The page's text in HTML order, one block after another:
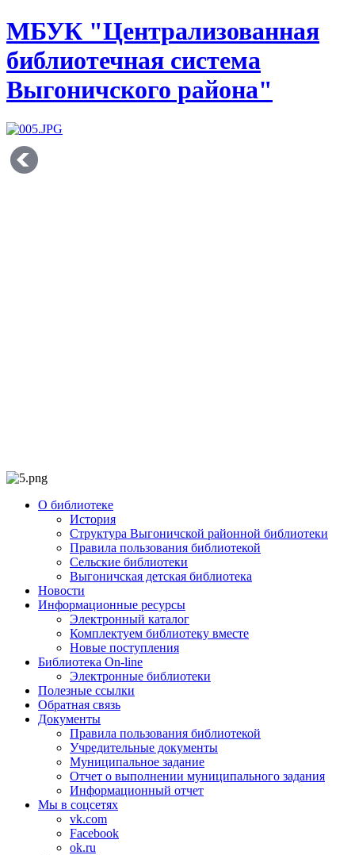
МБУК "Централизованная
библиотечная система
Выгоничского района"
О библиотеке
История
Структура Выгоничской районной библиотеки
Правила пользования библиотекой
Сельские библиотеки
Выгоничская детская библиотека
Новости
Информационные ресурсы
Электронный каталог
Комплектуем библиотеку вместе
Новые поступления
Библиотека On-line
Электронные библиотеки
Полезные ссылки
Обратная связь
Документы
Правила пользования библиотекой
Учредительные документы
Муниципальное задание
Отчет о выполнении муниципального задания
Информационный отчет
Мы в соцсетях
vk.com
Facebook
ok.ru